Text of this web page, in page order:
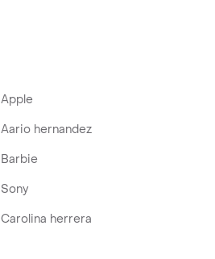
Apple
Aario hernandez
Barbie
Sony
Carolina herrera